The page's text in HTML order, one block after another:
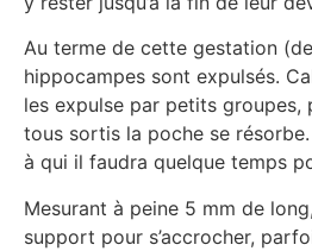
Au terme de cette gestation
hippocampes sont expulsés.
les expulse par petits
tous sortis la poche se
à qui il faudra quelque temps
Mesurant à peine 5 mm de
support pour s’accrocher,